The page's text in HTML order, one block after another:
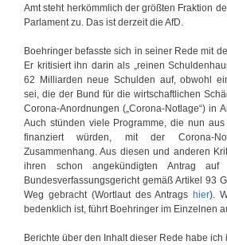
Amt steht herkömmlich der größten Fraktion
Parlament zu. Das ist derzeit die AfD.
Boehringer befasste sich in seiner Rede mit
Er kritisiert ihn darin als „reinen
62 Milliarden neue Schulden auf, obwohl
sei, die der Bund für die wirtschaftlichen
Corona-Anordnungen („Corona-Notlage“) in
Auch stünden viele Programme, die nun
finanziert würden, mit der Corona-
Zusammenhang. Aus diesen und anderen
ihren schon angekündigten Antrag auf
Bundesverfassungsgericht gemäß Artikel 93
Weg gebracht (Wortlaut des Antragshier).
bedenklich ist, führt Boehringer im Einzelnen
Berichte über den Inhalt dieser Rede habe ich